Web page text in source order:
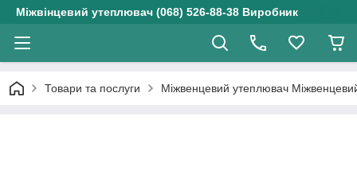
Міжвінцевий утеплювач (068) 526-88-38 Виробник
Товари та послуги Міжвенцевий утеплювач